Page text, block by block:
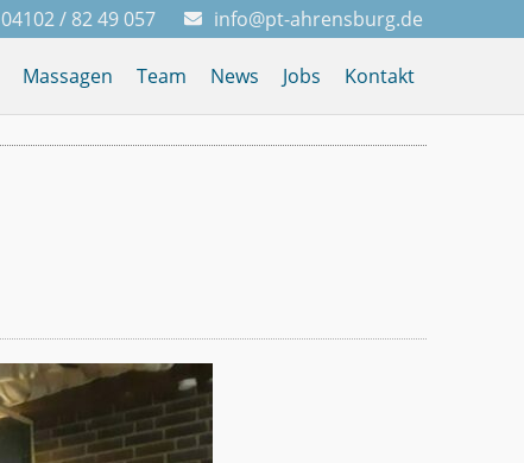
04102 / 82 49 057 info@pt-ahrensburg.de
Massagen Team News Jobs Kontakt